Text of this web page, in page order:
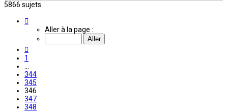
5866 sujets
346
Aller à la page :
1
344
345
346
347
348